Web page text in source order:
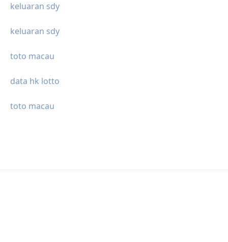
keluaran sdy
keluaran sdy
toto macau
data hk lotto
toto macau